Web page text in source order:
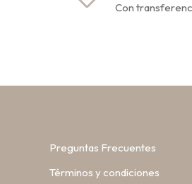
Con
Preguntas Frecuentes
Términos y condiciones